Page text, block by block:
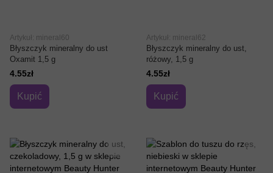
Artykuł: mineral60
Błyszczyk mineralny do ust
Oxamit 1,5 g
4.55zł
Kupić
Artykuł: mineral62
Błyszczyk mineralny do ust,
różowy, 1,5 g
4.55zł
Kupić